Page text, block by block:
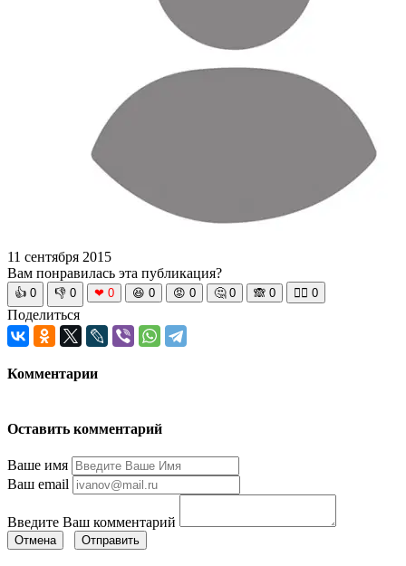
11 сентября 2015
Вам понравилась эта публикация?
👍 0 👎 0 ❤ 0 😆 0 😡 0 🤔 0 🙈 0 🧘‍♀️ 0
Поделиться
Комментарии
Оставить комментарий
Ваше имя
Ваш email
Введите Ваш комментарий
Отмена Отправить